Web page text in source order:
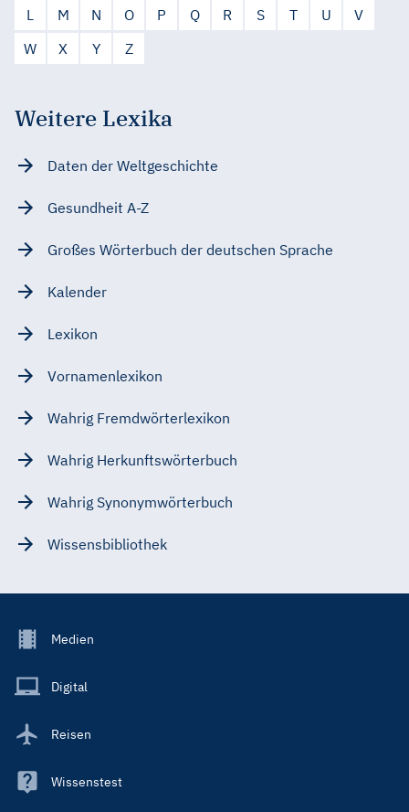
L
M N O P Q R S T U
V
W
X Y Z
Weitere Lexika
Daten der Weltgeschichte
Gesundheit A-Z
Großes Wörterbuch der deutschen Sprache
Kalender
Lexikon
Vornamenlexikon
Wahrig Fremdwörterlexikon
Wahrig Herkunftswörterbuch
Wahrig Synonymwörterbuch
Wissensbibliothek
Footer
Main
Medien
Digital
Reisen
Wissenstest